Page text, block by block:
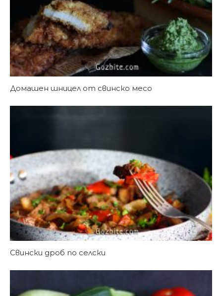
Домашен шницел от свинско месо
Свински дроб по селски